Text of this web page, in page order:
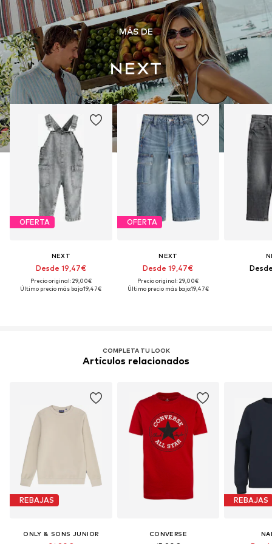
MÁS DE
OFERTA
NEXT
Desde 19,47€
Precio original: 29,00€
Último precio más bajo:19,47€
OFERTA
NEXT
Desde 19,47€
Precio original: 29,00€
Último precio más bajo:19,47€
COMPLETA TU LOOK
Artículos relacionados
REBAJAS
ONLY & SONS JUNIOR CONVERSE
REBAJAS